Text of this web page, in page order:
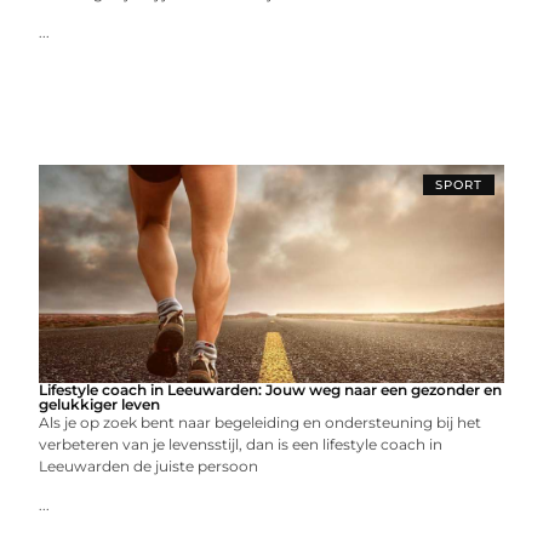
...
SPORT
Lifestyle coach in Leeuwarden: Jouw weg naar een gezonder en
gelukkiger leven
Als je op zoek bent naar begeleiding en ondersteuning bij het
verbeteren van je levensstijl, dan is een lifestyle coach in
Leeuwarden de juiste persoon
...